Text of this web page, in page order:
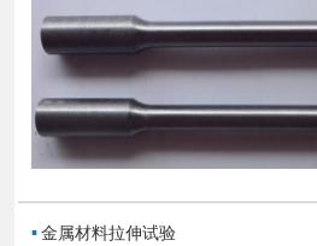
▪ 金属材料拉伸试验